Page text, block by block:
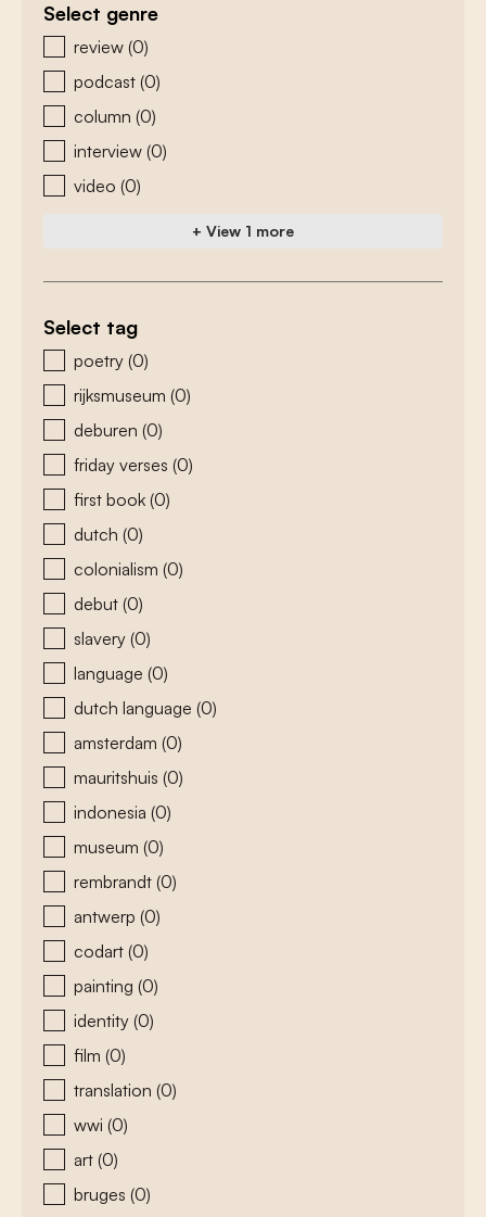
Select genre
zoeken - genre
review (0)
podcast (0)
column (0)
interview (0)
video (0)
+ View 1 more
Select tag
zoeken - tags
poetry (0)
rijksmuseum (0)
deburen (0)
friday verses (0)
first book (0)
dutch (0)
colonialism (0)
debut (0)
slavery (0)
language (0)
dutch language (0)
amsterdam (0)
mauritshuis (0)
indonesia (0)
museum (0)
rembrandt (0)
antwerp (0)
codart (0)
painting (0)
identity (0)
film (0)
translation (0)
wwi (0)
art (0)
bruges (0)